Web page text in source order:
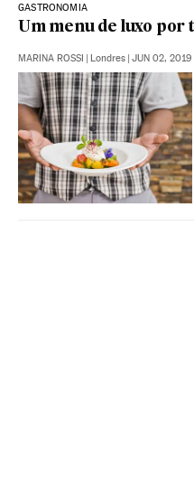
GASTRONOMIA
Um menu de luxo por
MARINA ROSSI | Londres | JUN 02,